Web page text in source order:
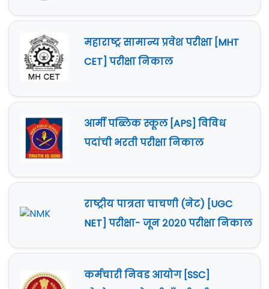
महाराष्ट्र सामान्य प्रवेश परीक्षा [MHT
CET] परीक्षा निकाल
आर्मी पब्लिक स्कूल [APS] विविध
पदांची भरती परीक्षा निकाल
राष्ट्रीय पात्रता चाचणी (नेट) [UGC
NET] परीक्षा- जून २०२० परीक्षा निकाल
कर्मचारी निवड आयोग [SSC]